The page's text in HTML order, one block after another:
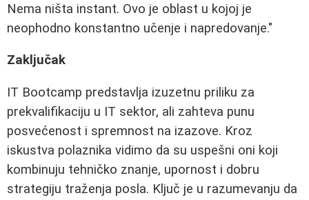
Nema ništa instant. Ovo je oblast u kojoj je
neophodno konstantno učenje i napredovanje."
Zaključak
IT Bootcamp predstavlja izuzetnu priliku za
prekvalifikaciju u IT sektor, ali zahteva punu
posvećenost i spremnost na izazove. Kroz
iskustva polaznika vidimo da su uspešni oni koji
kombinuju tehničko znanje, upornost i dobru
strategiju traženja posla. Ključ je u razumevanju da